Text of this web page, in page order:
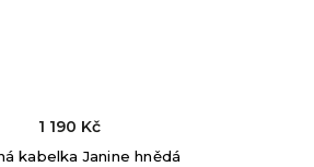
kabelka Janine hnědá
1 190 Kč